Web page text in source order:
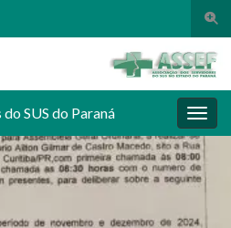
SUS do Paraná